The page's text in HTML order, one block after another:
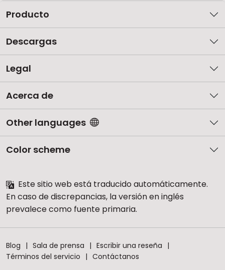
Producto
Descargas
Legal
Acerca de
Other languages
Color scheme
Este sitio web está traducido automáticamente.
En caso de discrepancias, la versión en inglés
prevalece como fuente primaria.
Blog Sala de prensa
Escribir una reseña
Términos del servicio
Contáctanos